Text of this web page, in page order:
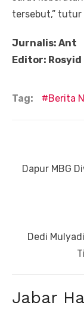
tersebut,” tutur
Jurnalis: Ant
Editor: Rosyid
Tag: Berita
pos
Previous
Dapur MBG
Next
Dedi
Jabar